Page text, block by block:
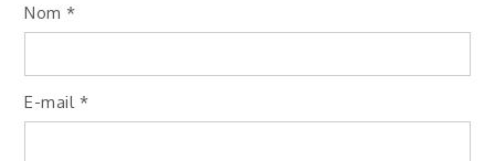
Nom*
E-mail *